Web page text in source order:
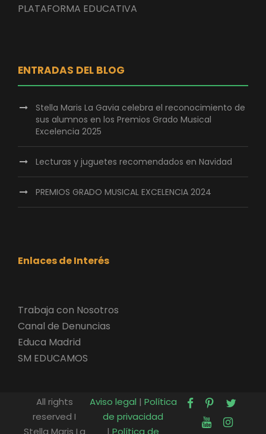
PLATAFORMA EDUCATIVA
ENTRADAS DEL BLOG
Stella Maris La Gavia celebra el reconocimiento de
sus alumnos en los Premios Grado Musical
Excelencia 2025
Lecturas y juguetes recomendados en Navidad
PREMIOS GRADO MUSICAL EXCELENCIA 2024
Enlaces de Interés
Trabaja con Nosotros
Canal de Denuncias
Educa Madrid
SM EDUCAMOS
All rights
reserved I
Stella Maris La
Aviso legal | Política
de privacidad
| Política de